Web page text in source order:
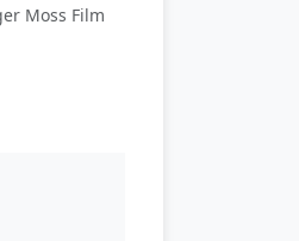
Moss Film